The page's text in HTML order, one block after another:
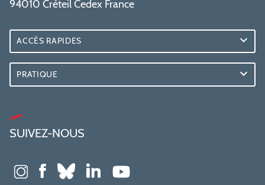
94010 Créteil Cedex France
ACCÈS RAPIDES
PRATIQUE
SUIVEZ-NOUS